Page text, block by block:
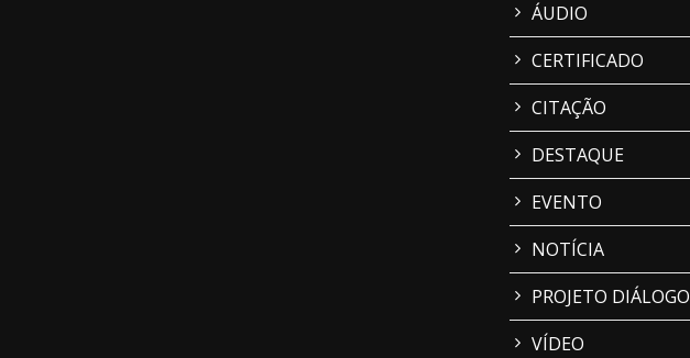
ÁUDIO
CERTIFICADO
CITAÇÃO
DESTAQUE
EVENTO
NOTÍCIA
PROJETO DIÁLOGO
VÍDEO